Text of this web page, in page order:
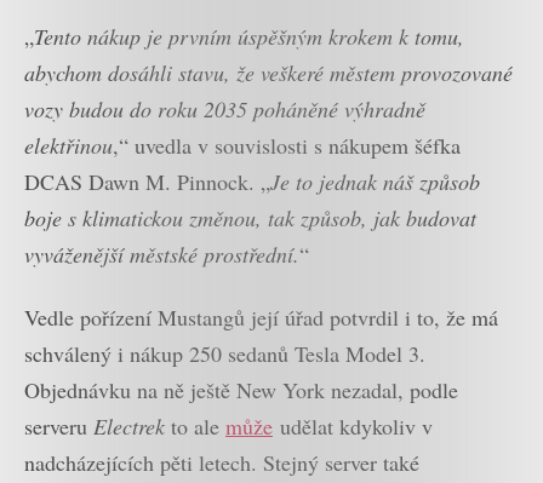
„Tento nákup je prvním úspěšným krokem k tomu,
abychom dosáhli stavu, že veškeré městem provozované
vozy budou do roku 2035 poháněné výhradně
elektřinou,“ uvedla v souvislosti s nákupem šéfka
DCAS Dawn M. Pinnock. „Je to jednak náš způsob
boje s klimatickou změnou, tak způsob, jak budovat
vyváženější městské prostřední.“
Vedle pořízení Mustangů její úřad potvrdil i to, že má
schválený i nákup 250 sedanů Tesla Model 3.
Objednávku na ně ještě New York nezadal, podle
serveru Electrek to ale může udělat kdykoliv v
nadcházejících pěti letech. Stejný server také